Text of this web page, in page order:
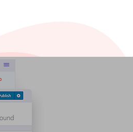
以完全控制并仔细管理每个部分。